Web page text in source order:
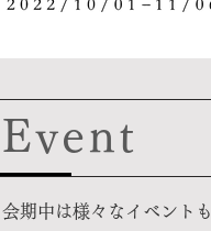
​Event
会期中は様々なイベント